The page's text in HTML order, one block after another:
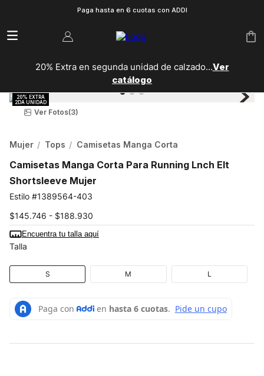
Paga hasta en 6 cuotas con ADDI
20% Extra en segunda unidad de calzado...Ver
catálogo
Ver Fotos(3)
Mujer Tops Camisetas Manga Corta
Camisetas Manga Corta Para Running Lnch Elt
Shortsleeve Mujer
1389564-403
$145.746 - $188.930
Encuentra tu talla aquí
Talla
S M L